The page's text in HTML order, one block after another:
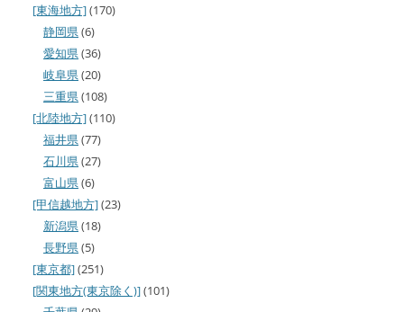
[東海地方](170)
静岡県(6)
愛知県(36)
岐阜県(20)
三重県(108)
[北陸地方](110)
福井県(77)
石川県(27)
富山県(6)
[甲信越地方](23)
新潟県(18)
長野県(5)
[東京都](251)
[関東地方(東京除く)](101)